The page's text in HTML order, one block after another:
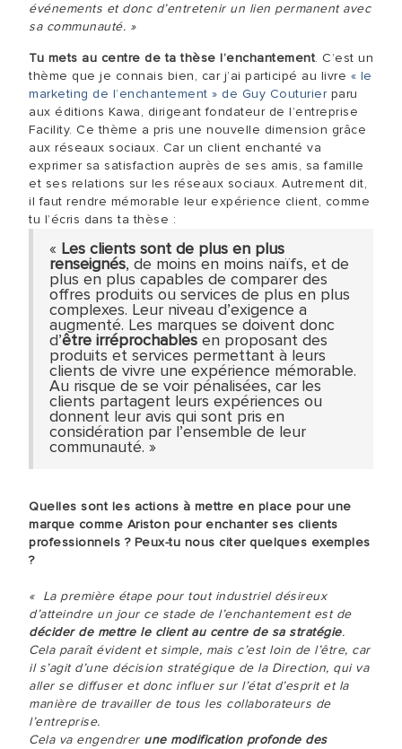
événements et donc d’entretenir un lien permanent avec
sa communauté. »
Tu mets au centre de ta thèse l’enchantement. C’est un
thème que je connais bien, car j’ai participé au livre « le
marketing de l’enchantement » de Guy Couturierparu
aux éditions Kawa, dirigeant fondateur de l’entreprise
Facility. Ce thème a pris une nouvelle dimension grâce
aux réseaux sociaux. Car un client enchanté va
exprimer sa satisfaction auprès de ses amis, sa famille
et ses relations sur les réseaux sociaux. Autrement dit,
il faut rendre mémorable leur expérience client, comme
tu l’écris dans ta thèse :
« Les clients sont de plus en plus
renseignés, de moins en moins naïfs, et de
plus en plus capables de comparer des
offres produits ou services de plus en plus
complexes. Leur niveau d’exigence a
augmenté. Les marques se doivent donc
d’être irréprochables en proposant des
produits et services permettant à leurs
clients de vivre une expérience mémorable.
Au risque de se voir pénalisées, car les
clients partagent leurs expériences ou
donnent leur avis qui sont pris en
considération par l’ensemble de leur
communauté. »
Quelles sont les actions à mettre en place pour une
marque comme Ariston pour enchanter ses clients
professionnels ? Peux-tu nous citer quelques exemples
?
« La première étape pour tout industriel désireux
d’atteindre un jour ce stade de l’enchantement est de
décider de mettre le client au centre de sa stratégie.
Cela paraît évident et simple, mais c’est loin de l’être, car
il s’agit d’une décision stratégique de la Direction, qui va
aller se diffuser et donc influer sur l’état d’esprit et la
manière de travailler de tous les collaborateurs de
l’entreprise.
Cela va engendrer une modification profonde des